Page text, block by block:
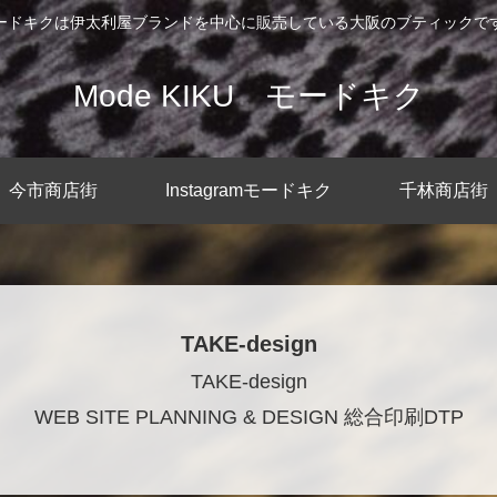
ドキクは伊太利屋ブランドを中心に販売している大阪のブティックで
Mode KIKU モードキク
今市商店街 Instagramモードキク 千林商店街
TAKE-design
TAKE-design
WEB SITE PLANNING & DESIGN 総合印刷DTP